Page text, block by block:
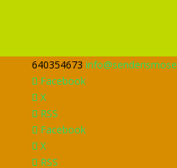
640354673
Facebook
X
RSS
Facebook
X
RSS